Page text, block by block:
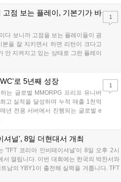
Extended Look'을 최초 공개할 계획
고점 보는 플레이, 기본기가 바
다 보니까 고점을 보는 플레이들이 굉
을 잘 지키면서 하면 리턴이 크다고
안 지켜지고 있는 상태로 그런 플레이
로 안 좋은 사고가 계속 많이 났던 것
1
로 5년째 성장
는 글로벌 MMORPG 프리프 유니버
고 실적을 달성하며 누적 매출 1천억
년 전용 서버에서 진행되는 글로벌 e
큽니다. FWC는 이용자가 동일한 조
지표가 대폭 상승하는 성과를 냈습니
에서 총상금 11만 달러 규모의 제4회
될 예정이며, 위메이드커넥트는 이를
성장 모델을 지속할 방침입니다....
1
셔널', 8일 더현대서 개최
'TFT 코리아 인비테이셔널'이 8일 오후 2시
서 열립니다. 이번 대회에는 한국의 박찬서와
남의 YBY1이 출전해 실력을 겨룹니다. TFT
로 참가하는 독특한 대회 구조를 가지며, 누